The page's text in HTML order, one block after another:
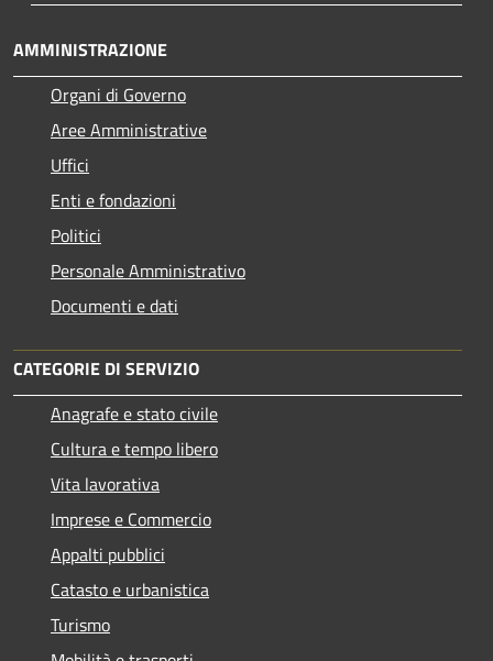
AMMINISTRAZIONE
Organi di Governo
Aree Amministrative
Uffici
Enti e fondazioni
Politici
Personale Amministrativo
Documenti e dati
CATEGORIE DI SERVIZIO
Anagrafe e stato civile
Cultura e tempo libero
Vita lavorativa
Imprese e Commercio
Appalti pubblici
Catasto e urbanistica
Turismo